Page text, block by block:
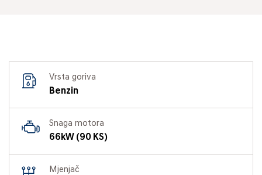
Vrsta goriva
Benzin
Snaga motora
66kW (90 KS)
Mjenjač